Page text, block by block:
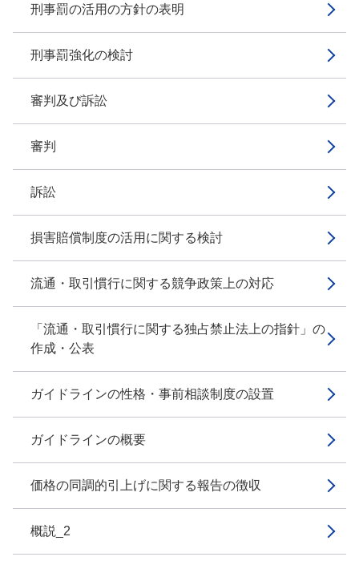
刑事罰の活用の方針の表明
刑事罰強化の検討
審判及び訴訟
審判
訴訟
損害賠償制度の活用に関する検討
流通・取引慣行に関する競争政策上の対応
「流通・取引慣行に関する独占禁止法上の指針」の
作成・公表
ガイドラインの性格・事前相談制度の設置
ガイドラインの概要
価格の同調的引上げに関する報告の徴収
概説_2